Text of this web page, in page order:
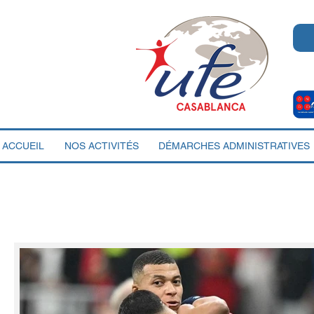
ACCUEIL NOS ACTIVITÉS DÉMARCHES ADMINISTRATIVES